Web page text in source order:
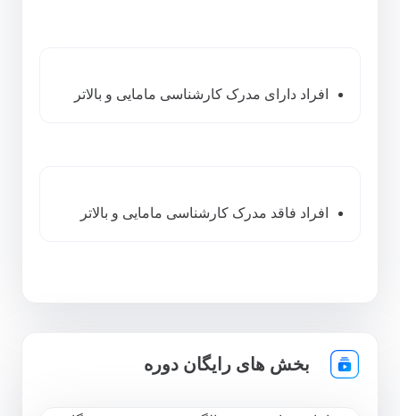
افراد دارای مدرک کارشناسی مامایی و بالاتر
افراد فاقد مدرک کارشناسی مامایی و بالاتر
بخش های رایگان دوره